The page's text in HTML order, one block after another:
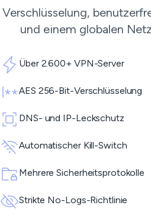
Verschlüsselung,
und einem globalen
Über 2.600+ VPN-Server
AES 256-Bit-Verschlüsselung
DNS- und IP-Leckschutz
Automatischer Kill-Switch
Mehrere Sicherheitsprotokolle
Strikte No-Logs-Richtlinie